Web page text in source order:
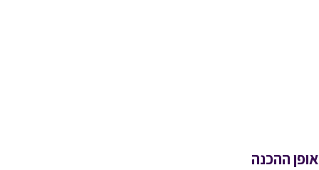
אופן ההכנה